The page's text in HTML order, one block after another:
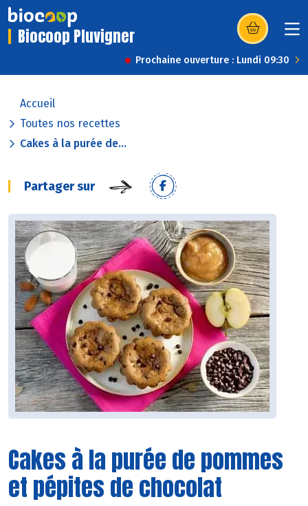
Biocoop Pluvigner (s’ouvre dans
Prochaine ouverture : Lundi 09:30
Accueil
Toutes nos recettes
Cakes à la purée de...
Partager sur
Cakes à la purée de pommes
et pépites de chocolat